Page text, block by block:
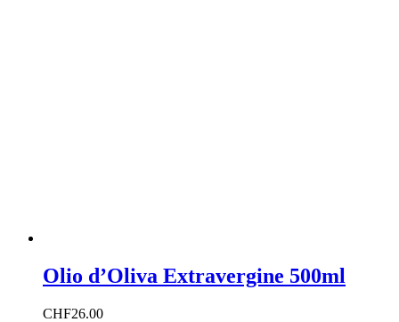
Olio d’Oliva Extravergine 500ml
CHF26.00